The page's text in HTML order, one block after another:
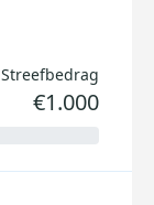
Streefbedrag
€1.000